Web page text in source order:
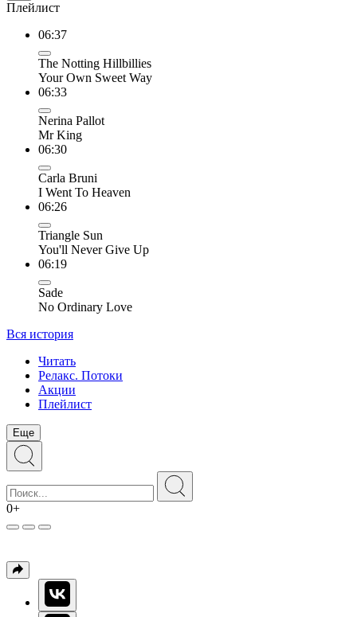
Плейлист
06:37
The Notting Hillbillies
Your Own Sweet Way
06:33
Nerina Pallot
Mr King
06:30
Carla Bruni
I Went To Heaven
06:26
Triangle Sun
You'll Never Give Up
06:19
Sade
No Ordinary Love
Вся история
Читать
Релакс. Потоки
Акции
Плейлист
Еще
0+